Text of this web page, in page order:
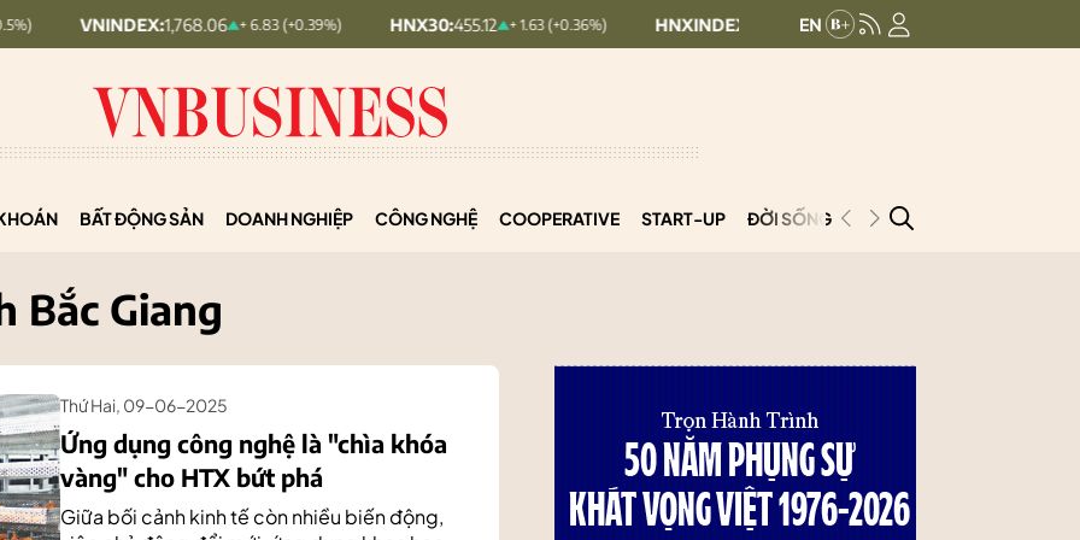
1,768.06 + 6.83 (+0.39%) HNX30: 455.12 + 1.63 (+0.36%) HNXINDEX:293.44 + 0.25 (+0.09%) UPCOMINDEX:
BẤT ĐỘNG SẢN DOANH NGHIỆP CÔNG NGHỆ COOPERATIVE START-UP ĐỜI SỐNG PODCAST
Bắc Giang
Thứ Hai, 09-06-2025
Ứng dụng công nghệ là "chìa khóa
vàng" cho HTX bứt phá
Giữa bối cảnh kinh tế còn nhiều biến động,